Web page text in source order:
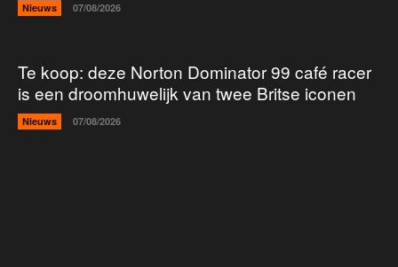
Nieuws 07/08/2026
Te koop: deze Norton Dominator 99 café racer
is een droomhuwelijk van twee Britse iconen
Nieuws 07/08/2026